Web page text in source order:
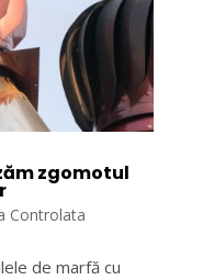
zgomotul
Controlata
de marfă cu